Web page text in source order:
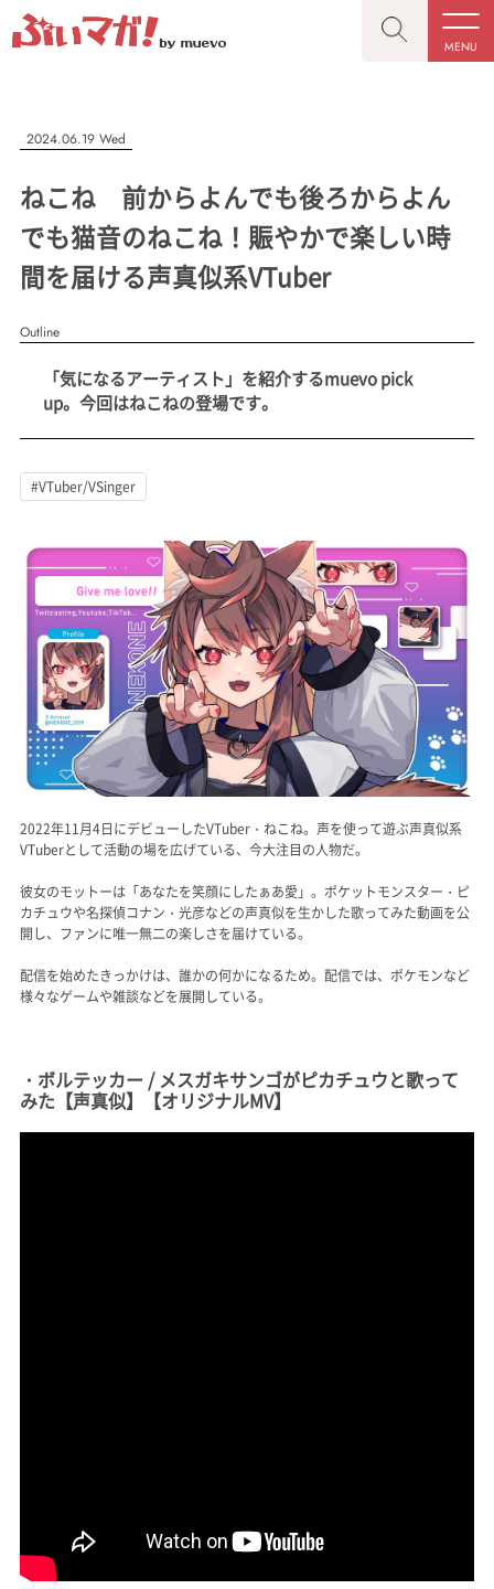
MENU
CLOSE
記事を検索する
#VTuber/VSinger #男性 #女性 #バ美肉 #男の娘
#獣系 #動物系 #企業公式 #個人勢
CLOSE
“推しへの応援を形にする”VTuber専門メディア
記事一覧
プレスリリース一覧
会社概要
お問い合わせ
ログイン
LINK
muevoクラウドファンディング
muevoコミュニティ
ぶいクラ！by muevo
FUKAKACHI+
Follow us
2024.06.19 Wed
ねこね 前からよんでも後ろからよん
でも猫音のねこね！賑やかで楽しい時
間を届ける声真似系VTuber
Outline
「気になるアーティスト」を紹介するmuevo pick
up。今回はねこねの登場です。
#VTuber/VSinger
2022年11月4日にデビューしたVTuber・ねこね。声を使って遊ぶ声真似系
VTuberとして活動の場を広げている、今大注目の人物だ。
彼女のモットーは「あなたを笑顔にしたぁあ愛」。ポケットモンスター・ピ
カチュウや名探偵コナン・光彦などの声真似を生かした歌ってみた動画を公
開し、ファンに唯一無二の楽しさを届けている。
配信を始めたきっかけは、誰かの何かになるため。配信では、ポケモンなど
様々なゲームや雑談などを展開している。
・ボルテッカー / メスガキサンゴがピカチュウと歌って
みた【声真似】【オリジナルMV】